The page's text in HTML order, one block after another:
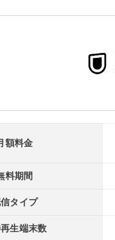
額料金
料期間
タイプ
生端末数